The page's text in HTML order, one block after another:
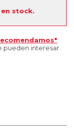
stock.
pueden interesar.